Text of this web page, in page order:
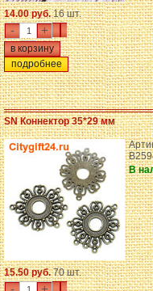
14.00 руб.16 шт.
- +
подробнее
SN Коннектор 35*29 мм
В
15.50 руб.70 шт.